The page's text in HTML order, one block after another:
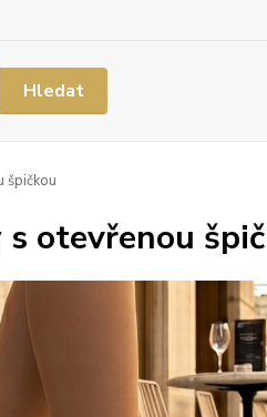
Hledat
špičkou
otevřenou